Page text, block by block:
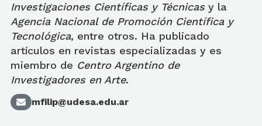
Investigaciones Científicas y Técnicasy la
Agencia Nacional de Promoción Científica y
Tecnológica, entre otros. Ha publicado
artículos en revistas especializadas y es
miembro de Centro Argentino de
Investigadores en Arte.
mfilip@udesa.edu.ar